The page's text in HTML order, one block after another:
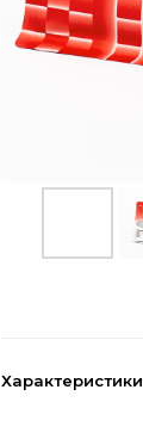
Характеристики